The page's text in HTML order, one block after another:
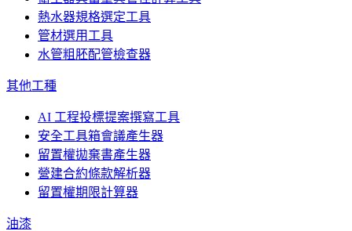
熱水器規格選定工具
管材選用工具
水管粗胚配管檢查器
其他工種
AI 工程投標提案撰寫工具
安全工具箱會議產生器
留置權拋棄書產生器
營建合約條款解析器
留置權期限計算器
油漆